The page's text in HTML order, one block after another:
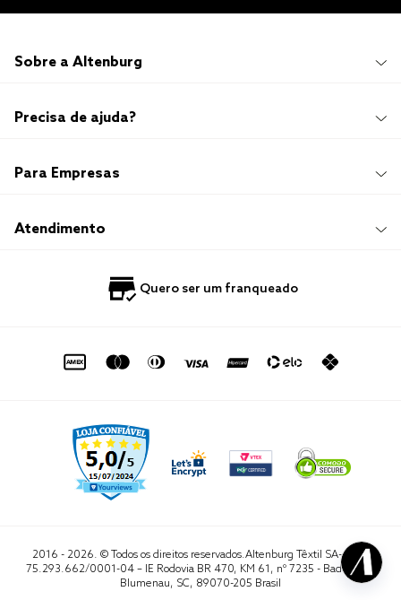
Sobre a Altenburg
Institucional
Imprensa
Sustentabilidade
Trabalhe Conosco
Precisa de ajuda?
Promoções e Regulamentos
Compre e Retire em Loja
Política de Privacidade
Para Empresas
Hotelaria
Atendimento
0800 729 1588
sac@altenburg.com.br
Quero ser um franqueado
2016 - 2026. © Todos os direitos reservados.Altenburg Têxtil SA- CNPJ
75.293.662/0001-04 – IE Rodovia BR 470, KM 61, nº 7235 - Badenfurt,
Blumenau, SC, 89070-205 Brasil